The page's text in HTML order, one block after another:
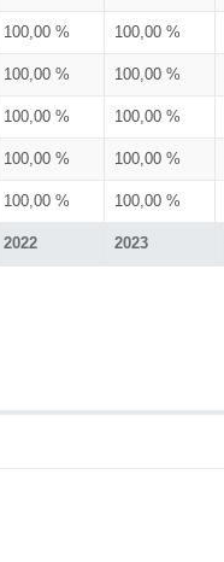
2022 2023
100,00 % 100,00 %
100,00 % 100,00 %
100,00 % 100,00 %
100,00 % 100,00 %
100,00 % 100,00 %